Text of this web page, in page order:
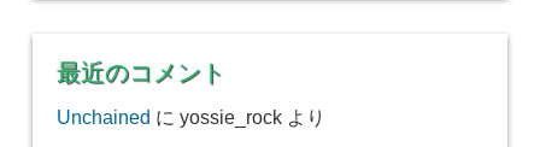
最近のコメント
Unchained に yossie_rockより